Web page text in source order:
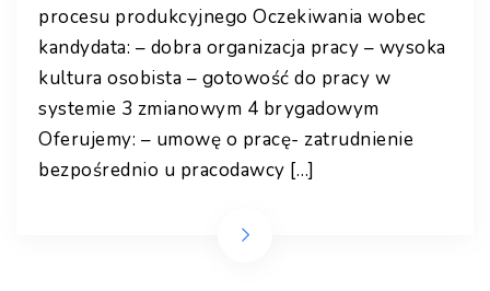
procesu produkcyjnego Oczekiwania wobec
kandydata: – dobra organizacja pracy – wysoka
kultura osobista – gotowość do pracy w
systemie 3 zmianowym 4 brygadowym
Oferujemy: – umowę o pracę- zatrudnienie
bezpośrednio u pracodawcy […]